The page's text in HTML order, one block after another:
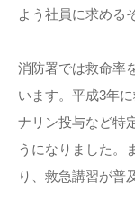
よう社員に求める
消防署では救命率
います。平成3年
ナリン投与など特
うになりました。
り、救急講習が普